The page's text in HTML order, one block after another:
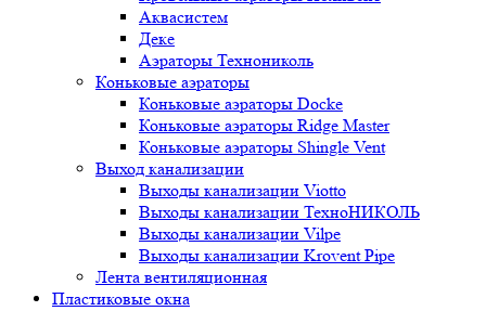
Аквасистем
Деке
Аэраторы Технониколь
Коньковые аэраторы
Коньковые аэраторы Docke
Коньковые аэраторы Ridge Master
Коньковые аэраторы Shingle Vent
Выход канализации
Выходы канализации Viotto
Выходы канализации ТехноНИКОЛЬ
Выходы канализации Vilpe
Выходы канализации Krovent Pipe
Лента вентиляционная
Пластиковые окна